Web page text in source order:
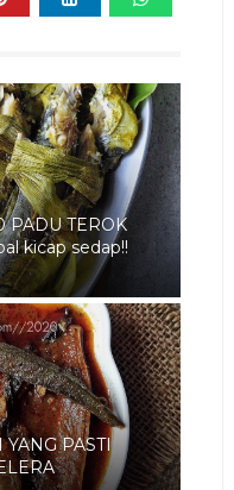
PADU TEROK
kicap sedap!!
PASTI